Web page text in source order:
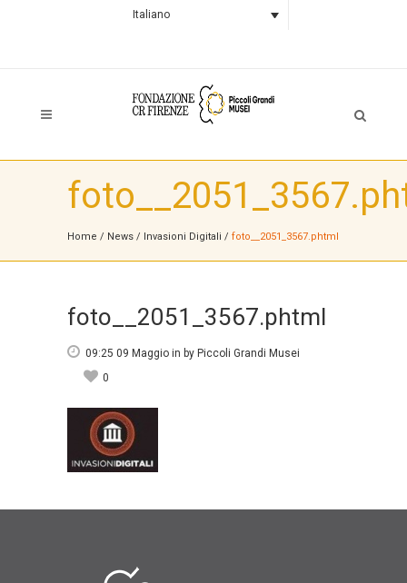
Italiano
Home / News / Invasioni Digitali / foto__2051_3567.phtml
foto__2051_3567.phtml
09:25 09 Maggio in by Piccoli Grandi Musei
0